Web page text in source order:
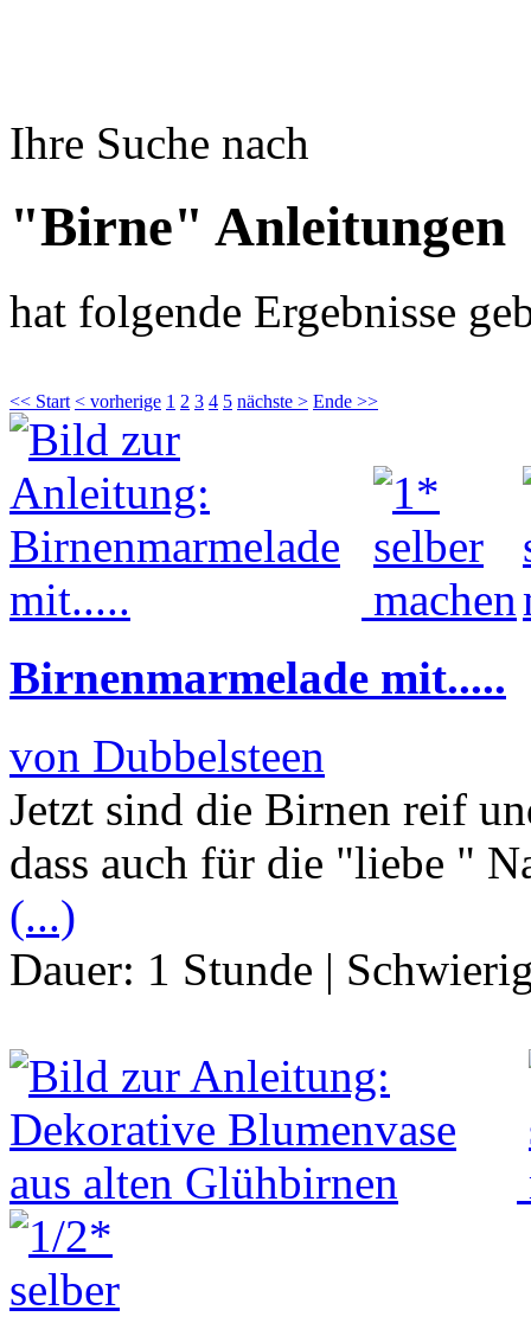
Ihre Suche nach
"Birne" Anleitungen
hat folgende Ergebnisse
<< Start < vorherige 1 2 3 4 5 nächste > Ende >>
Birnenmarmelade mit.....
von Dubbelsteen
Jetzt sind die Birnen reif
dass auch für die "liebe "
(...)
Dauer: 1 Stunde |